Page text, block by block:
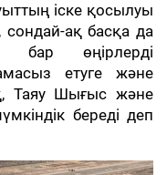
іске қосылуы
ақ басқа да
бар өңірлерді
етуге және
Таяу Шығыс және
береді деп